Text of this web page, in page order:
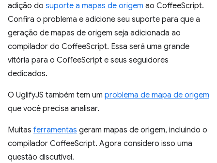
adição do suporte a mapas de origem ao CoffeeScript.
Confira o problema e adicione seu suporte para que a
geração de mapas de origem seja adicionada ao
compilador do CoffeeScript. Essa será uma grande
vitória para o CoffeeScript e seus seguidores
dedicados.
O UglifyJS também tem um problema de mapa de origem
que você precisa analisar.
Muitas ferramentas geram mapas de origem, incluindo o
compilador CoffeeScript. Agora considero isso uma
questão discutível.